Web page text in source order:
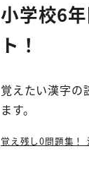
小学校6
ト！
覚えたい漢字の
ます。
覚え残し0問題集！